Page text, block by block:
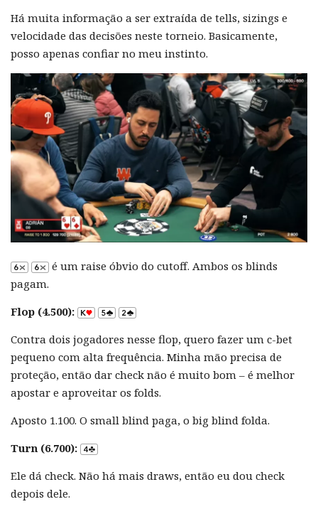
Há muita informação a ser extraída de tells, sizings e
velocidade das decisões neste torneio. Basicamente,
posso apenas confiar no meu instinto.
é um raise óbvio do cutoff. Ambos os blinds
pagam.
Flop (4.500):
Contra dois jogadores nesse flop, quero fazer um c-bet
pequeno com alta frequência. Minha mão precisa de
proteção, então dar check não é muito bom – é melhor
apostar e aproveitar os folds.
Aposto 1.100. O small blind paga, o big blind folda.
Turn (6.700):
Ele dá check. Não há mais draws, então eu dou check
depois dele.